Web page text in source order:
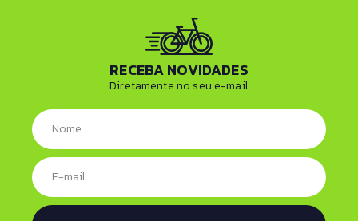
RECEBA NOVIDADES
Diretamente no seu e-mail